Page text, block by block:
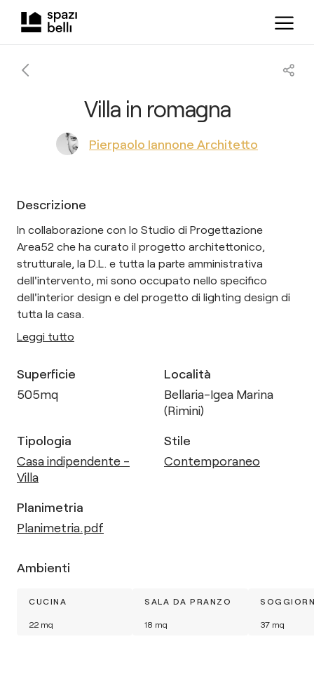
Villa in romagna
Pierpaolo Iannone Architetto
Descrizione
In collaborazione con lo Studio di Progettazione
Area52 che ha curato il progetto architettonico,
strutturale, la D.L. e tutta la parte amministrativa
dell'intervento, mi sono occupato nello specifico
dell'interior design e del progetto di lighting design di
tutta la casa.
Leggi tutto
Superficie
505mq
Località
Bellaria-Igea Marina
(Rimini)
Tipologia
Casa indipendente -
Villa
Stile
Contemporaneo
Planimetria
Planimetria.pdf
Ambienti
CUCINA
22 mq
SALA DA PRANZO
18 mq 37 mq